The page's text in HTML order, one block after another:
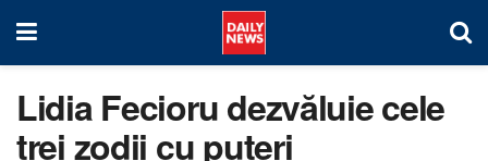
Lidia Fecioru dezvăluie cele
trei zodii cu puteri